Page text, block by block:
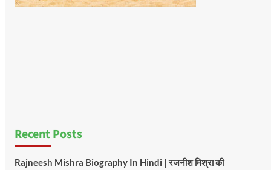
Recent Posts
Rajneesh Mishra Biography In Hindi | रजनीश मिश्रा की